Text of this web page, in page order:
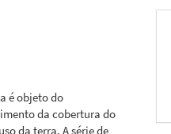
é objeto do
da cobertura do
da terra. A série de